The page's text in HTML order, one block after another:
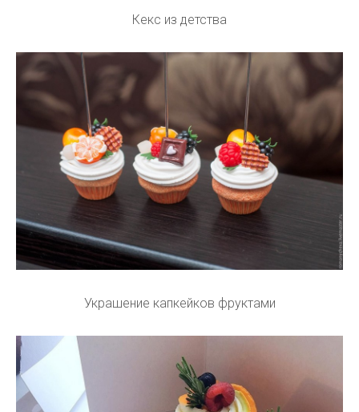
Кекс из детства
Украшение капкейков фруктами